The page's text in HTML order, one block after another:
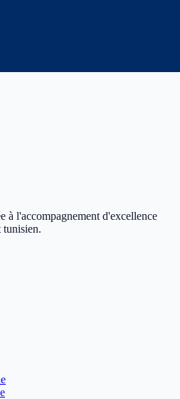
à l'accompagnement d'excellence
tunisien.